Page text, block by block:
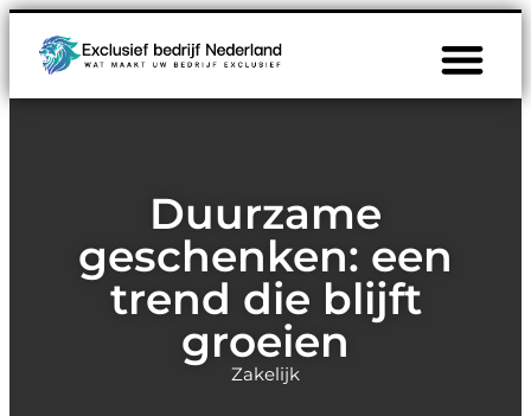
Duurzame
geschenken: een
trend die blijft
groeien
Zakelijk